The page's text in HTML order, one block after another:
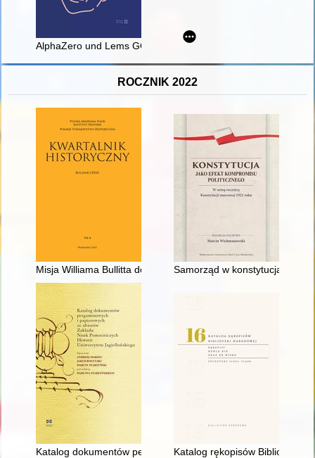
AlphaZero und Lems GOLEM : über die Zukunft der
ROCZNIK 2022
Misja Williama Bullitta do Rosji (luty-marzec 1919) : błąd czy
Samorząd w konstytucjach i
Katalog dokumentów pergaminowych i papierowych ze
Katalog rękopisów Biblioteki